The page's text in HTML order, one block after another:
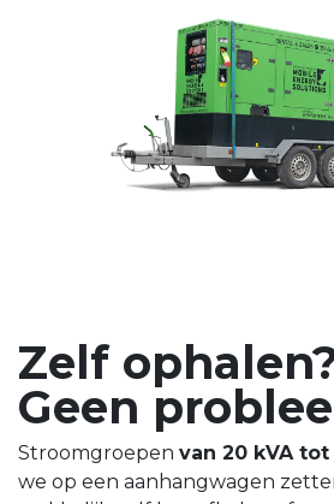
Zelf
Geen
Stroomgroepen van 20 kVA tot
we op een aanhangwagen